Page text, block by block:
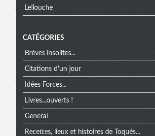
Lellouche
CATÉGORIES
Brèves insolites...
Citations d'un jour
Idées Forces...
Livres...ouverts !
General
Recettes, lieux et histoires de Toqués...